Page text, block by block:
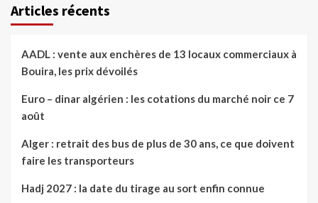
Articles récents
AADL : vente aux enchères de 13 locaux commerciaux à
Bouira, les prix dévoilés
Euro – dinar algérien : les cotations du marché noir ce 7
août
Alger : retrait des bus de plus de 30 ans, ce que doivent
faire les transporteurs
Hadj 2027 : la date du tirage au sort enfin connue